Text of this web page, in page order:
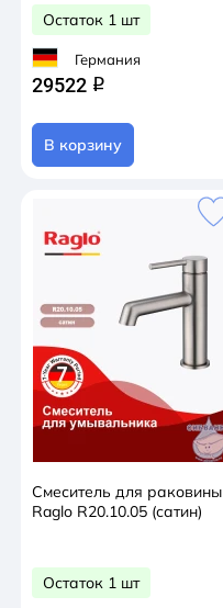
Остаток 1 шт
Германия
29522 q
В корзину
Смеситель для раковины
Raglo R20.10.05 (сатин)
Остаток 1 шт